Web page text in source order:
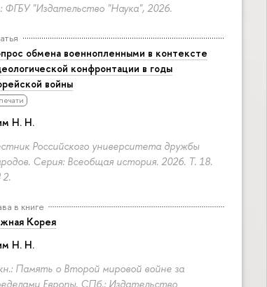
ФГБУ "Издательство "Наука", 2026.
обмена военнопленными в контексте
конфронтации в годы
войны
Н. Н.
Российского университета дружбы
Серия: Всеобщая история. 2026. Т. 18.
в книге
Корея
Н. Н.
Память о Второй мировой войне за
Европы. СПб.: Издательство